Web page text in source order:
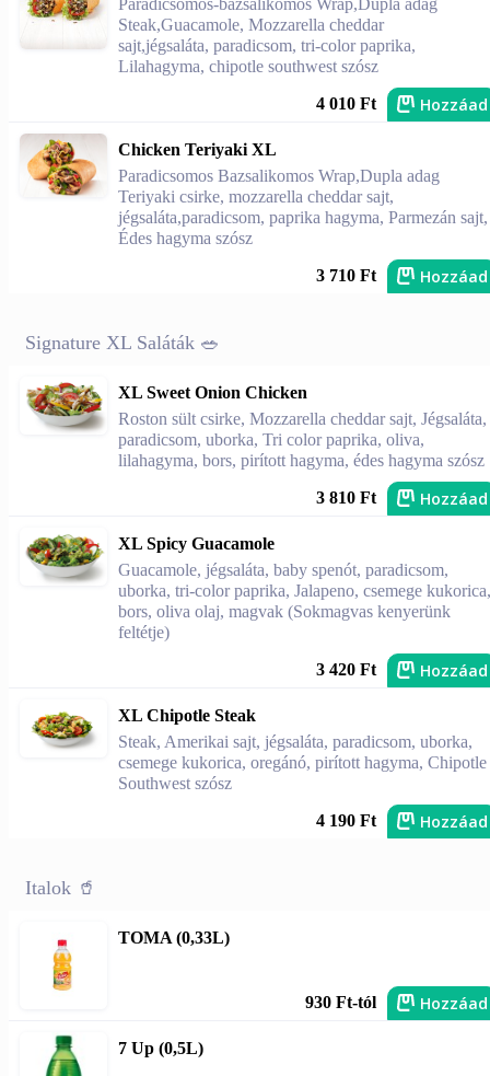
Steak,Guacamole, Mozzarella cheddar
sajt,jégsaláta, paradicsom, tri-color paprika,
Lilahagyma, chipotle southwest szósz
4 010 Ft Hozzáad
Chicken Teriyaki XL
Paradicsomos Bazsalikomos Wrap,Dupla adag
Teriyaki csirke, mozzarella cheddar sajt,
jégsaláta,paradicsom, paprika hagyma, Parmezán sajt,
Édes hagyma szósz
3 710 Ft Hozzáad
Signature XL Saláták 🥗
XL Sweet Onion Chicken
Roston sült csirke, Mozzarella cheddar sajt, Jégsaláta,
paradicsom, uborka, Tri color paprika, oliva,
lilahagyma, bors, pirított hagyma, édes hagyma szósz
3 810 Ft Hozzáad
XL Spicy Guacamole
Guacamole, jégsaláta, baby spenót, paradicsom,
uborka, tri-color paprika, Jalapeno, csemege kukorica,
bors, oliva olaj, magvak (Sokmagvas kenyerünk
feltétje)
3 420 Ft Hozzáad
XL Chipotle Steak
Steak, Amerikai sajt, jégsaláta, paradicsom, uborka,
csemege kukorica, oregánó, pirított hagyma, Chipotle
Southwest szósz
4 190 Ft Hozzáad
Italok 🥤
TOMA (0,33L)
930 Ft-tól Hozzáad
7 Up (0,5L)